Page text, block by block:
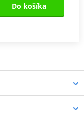
Do košíka